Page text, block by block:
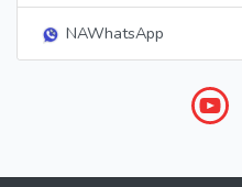
NAWhatsApp